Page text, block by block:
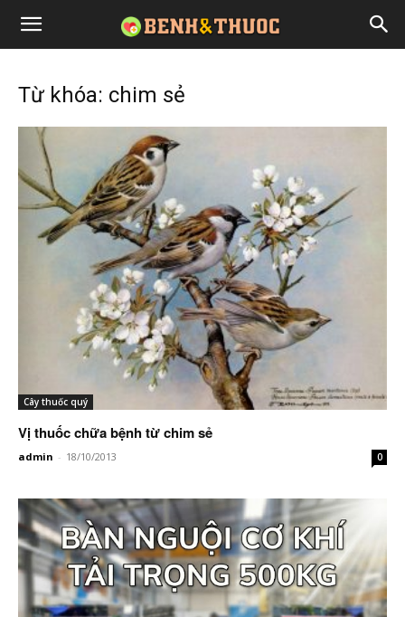
Từ khóa: chim sẻ
Cây thuốc quý
Vị thuốc chữa bệnh từ chim sẻ
admin - 18/10/2013 0